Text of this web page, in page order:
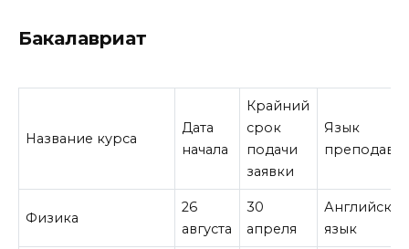
Бакалавриат
Название курса
Дата
начала
Крайний
срок
подачи
заявки
Язык
Физика
26
августа
30
апреля
язык